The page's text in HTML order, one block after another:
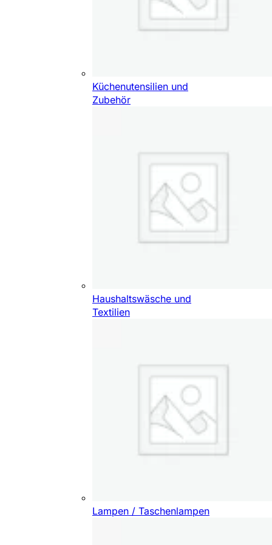
Küchenutensilien und
Zubehör
Haushaltswäsche und
Textilien
Lampen / Taschenlampen